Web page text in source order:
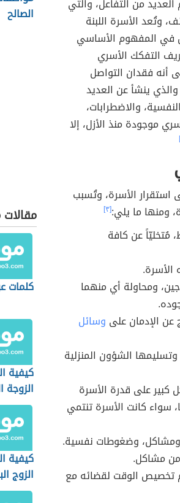
من التفاعل، والتي
وتُعد الأسرة اللبنة
في المفهوم الأساسي
التفكك الأسري
أنه فقدان التواصل
ينشأ عن العديد
والاضطرابات،
موجودة منذ الأزل، إلا
استقرار الأسرة، وتُسبب
ومنها ما يلي:[٣]
مُتخليّاً عن كافة
الأسرة.
ومحاولة أي منهما
عن الإدمان على وسائل
الشؤون المنزلية
كبير على قدرة الأسرة
سواء كانت الأسرة تنتمي
ومشاكل، وضغوطات نفسية.
من مشاكل.
تخصيص الوقت لقضائه مع
الصالح
كلمات
كيفية
الزوجة
كيفية
الزوج